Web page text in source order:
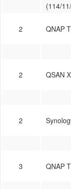
(114/
2 QNAP
2 QSAN
2
3 QNAP